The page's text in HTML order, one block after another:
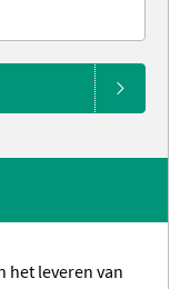
het leveren van